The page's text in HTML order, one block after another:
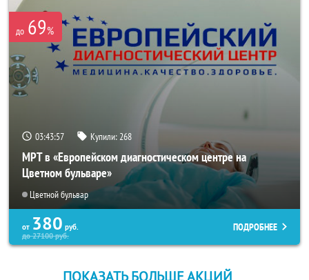
до 69%
03:43:56 Купили: 268
МРТ в «Европейском диагностическом центре на
Цветном бульваре»
Цветной бульвар
от 380 руб.
до27100руб.
ПОДРОБНЕЕ
ПОКАЗАТЬ БОЛЬШЕ АКЦИЙ